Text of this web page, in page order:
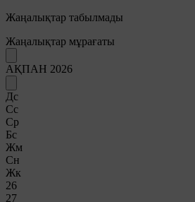
Жаңалықтар табылмады
Жаңалықтар мұрағаты
АҚПАН 2026
Дс
Сс
Ср
Бс
Жм
Сн
Жк
26
27